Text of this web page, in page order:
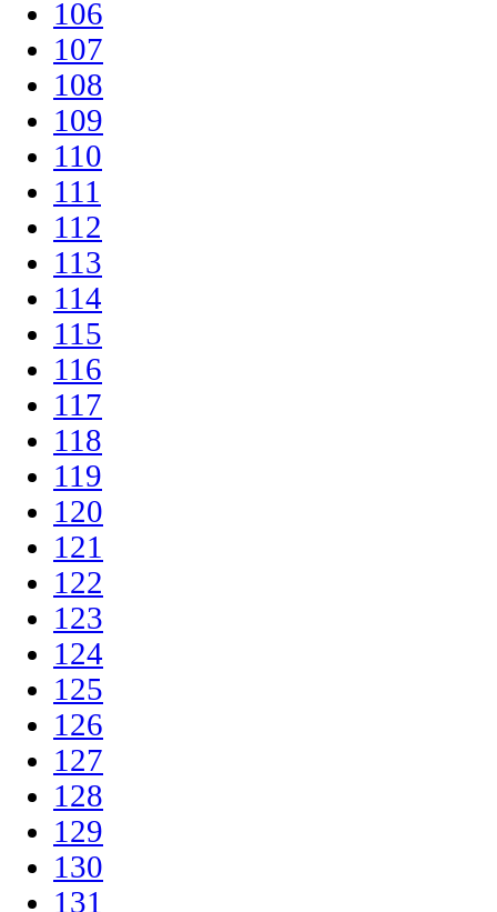
106
107
108
109
110
111
112
113
114
115
116
117
118
119
120
121
122
123
124
125
126
127
128
129
130
131